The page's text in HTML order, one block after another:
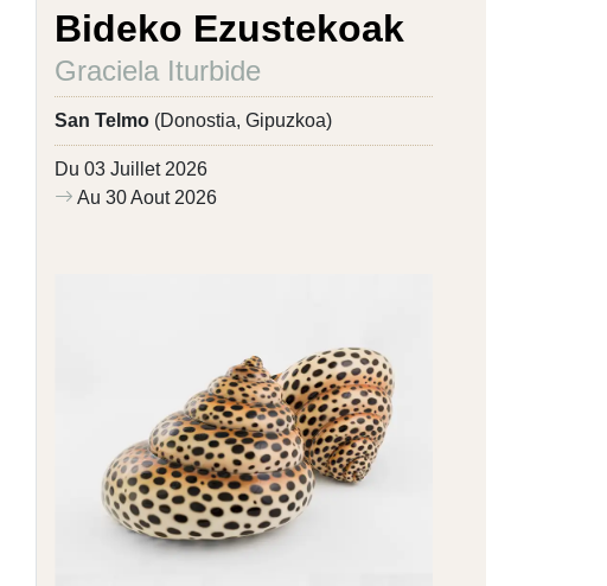
Bideko Ezustekoak
Graciela Iturbide
San Telmo (Donostia, Gipuzkoa)
Du 03 Juillet 2026
Au 30 Aout 2026